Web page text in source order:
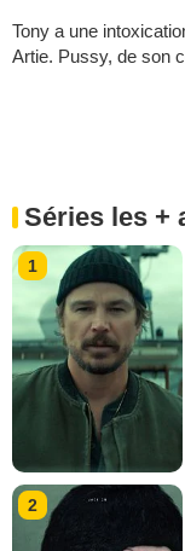
Tony a une
Artie. Pussy, de son
Séries les +
1
2